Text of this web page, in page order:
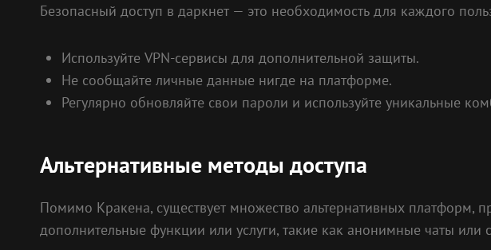
Безопасный доступ в даркнет — это необходимость для каждого
Используйте VPN-сервисы для дополнительной защиты.
Не сообщайте личные данные нигде на платформе.
Регулярно обновляйте свои пароли и используйте уникальные
Альтернативные методы доступа
Помимо Кракена, существует множество альтернативных платформ,
дополнительные функции или услуги, такие как анонимные чаты или